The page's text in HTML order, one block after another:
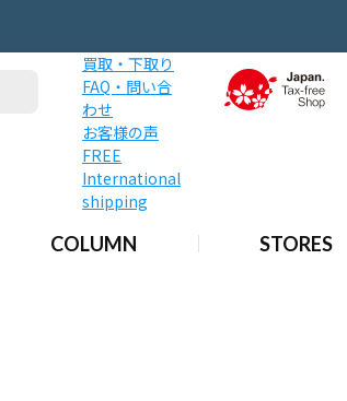
買取・下取り
FAQ・問い合
わせ
お客様の声
FREE
International
shipping
COLUMN STORES